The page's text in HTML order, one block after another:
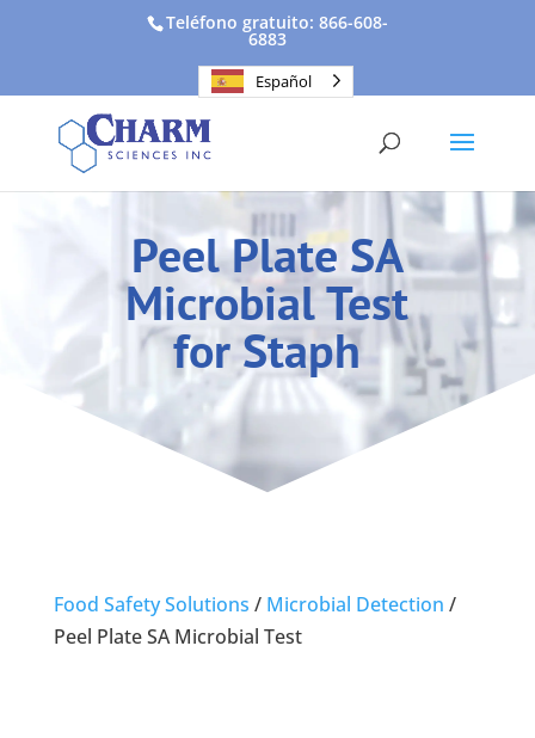
Teléfono gratuito: 866-608-
6883
Español
Peel Plate SA
Microbial Test
for Staph
Food Safety Solutions / Microbial Detection /
Peel Plate SA Microbial Test